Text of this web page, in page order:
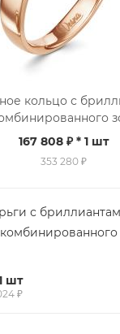
кольцо с
167 808 ₽* 1 шт
353 280 ₽
с
шт
₽